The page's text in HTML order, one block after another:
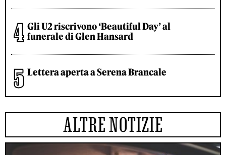
Gli U2 riscrivono ‘Beautiful Day’ al
funerale di Glen Hansard
Lettera aperta a Serena Brancale
ALTRE NOTIZIE